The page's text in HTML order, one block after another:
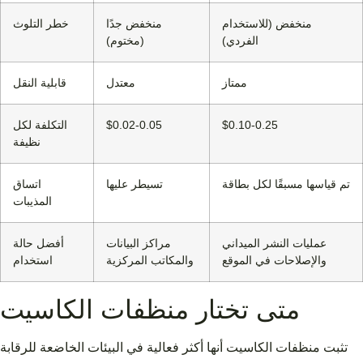
خطر التلوث
منخفض جدًا
(مختوم)
منخفض (للاستخدام
الفردي)
قابلية النقل معتدل ممتاز
التكلفة لكل
نظيفة
$0.02-0.05 $0.10-0.25
اتساق
المذيبات
تسيطر عليها تم قياسها مسبقًا لكل بطاقة
أفضل حالة
استخدام
مراكز البيانات
والمكاتب المركزية
عمليات النشر الميداني
والإصلاحات في الموقع
متى تختار منظفات الكاسيت
تثبت منظفات الكاسيت أنها أكثر فعالية في البيئات الخاضعة للرقابة